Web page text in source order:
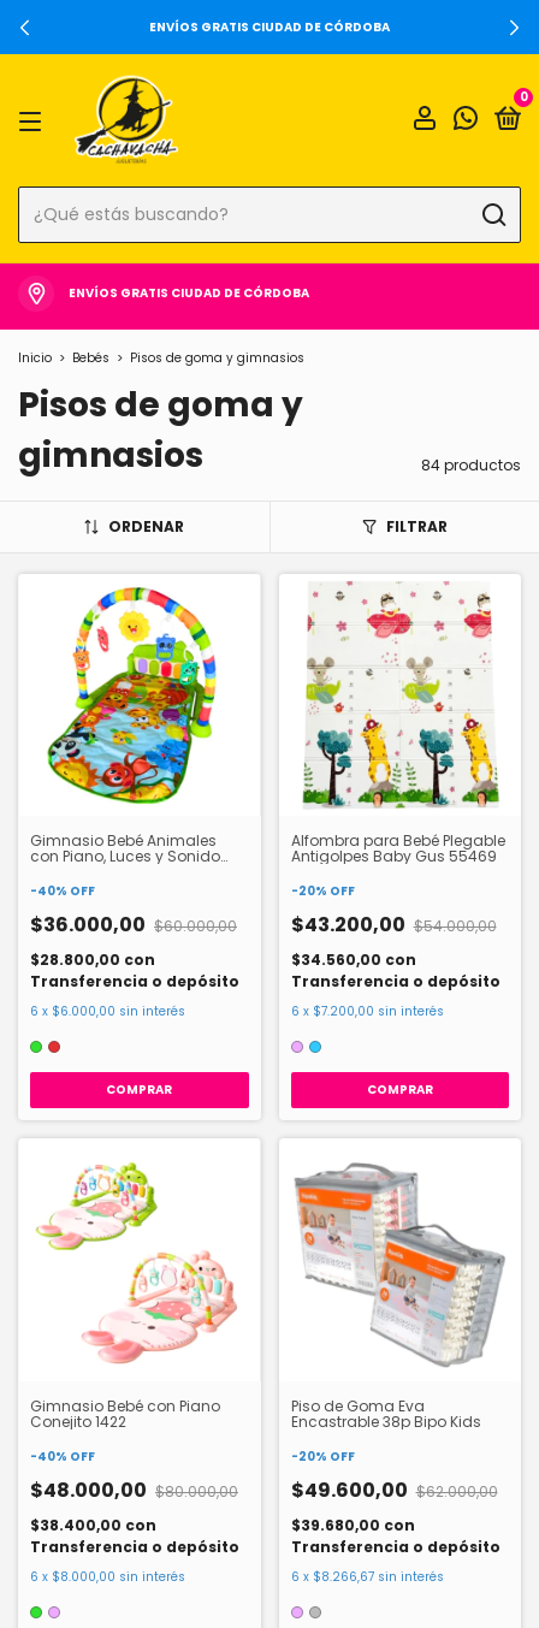
ENVÍOS GRATIS CIUDAD DE CÓRDOBA
0
ENVÍOS GRATIS CIUDAD DE CÓRDOBA
Inicio > Bebés > Pisos de goma y gimnasios
Pisos de goma y
gimnasios
84 productos
ORDENAR FILTRAR
Gimnasio Bebé Animales
con Piano, Luces y Sonido
-40% OFF
$36.000,00 $60.000,00
$28.800,00 con
Transferencia o depósito
6 x $6.000,00 sin interés
COMPRAR
Alfombra para Bebé Plegable
Antigolpes Baby Gus 55469
-20% OFF
$43.200,00 $54.000,00
$34.560,00 con
Transferencia o depósito
6 x $7.200,00 sin interés
COMPRAR
Gimnasio Bebé con Piano
Conejito 1422
-40% OFF
$48.000,00 $80.000,00
$38.400,00 con
Transferencia o depósito
6 x $8.000,00 sin interés
Piso de Goma Eva
Encastrable 38p Bipo Kids
-20% OFF
$49.600,00 $62.000,00
$39.680,00 con
Transferencia o depósito
6 x $8.266,67 sin interés